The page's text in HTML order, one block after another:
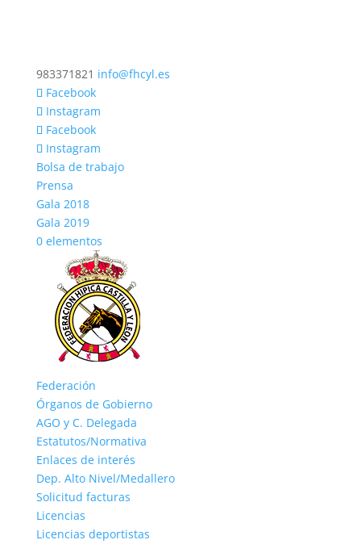
983371821 info@fhcyl.es
Facebook
Instagram
Facebook
Instagram
Bolsa de trabajo
Prensa
Gala 2018
Gala 2019
0 elementos
Federación
Órganos de Gobierno
AGO y C. Delegada
Estatutos/Normativa
Enlaces de interés
Dep. Alto Nivel/Medallero
Solicitud facturas
Licencias
Licencias deportistas